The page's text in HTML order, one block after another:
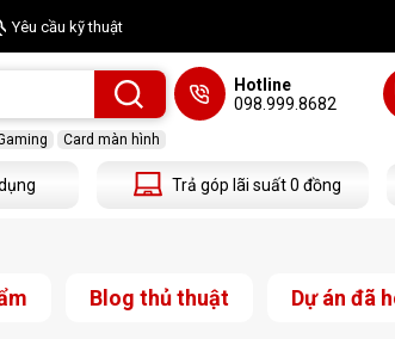
Yêu cầu kỹ thuật
Card màn hình
Hotline
098.999.8682
Trả góp lãi suất 0 đồng
Blog thủ thuật Dự án đã